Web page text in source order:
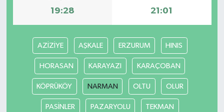
19:28 21:01
AZİZİYE AŞKALE ERZURUM HINIS
HORASAN KARAYAZI KARAÇOBAN
KÖPRÜKÖY NARMAN OLTU OLUR
PASİNLER PAZARYOLU TEKMAN